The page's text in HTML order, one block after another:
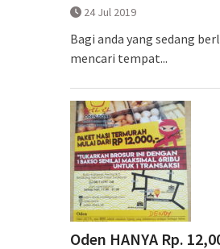
24 Jul 2019
Bagi anda yang sedang
mencari tempat...
Oden HANYA Rp.